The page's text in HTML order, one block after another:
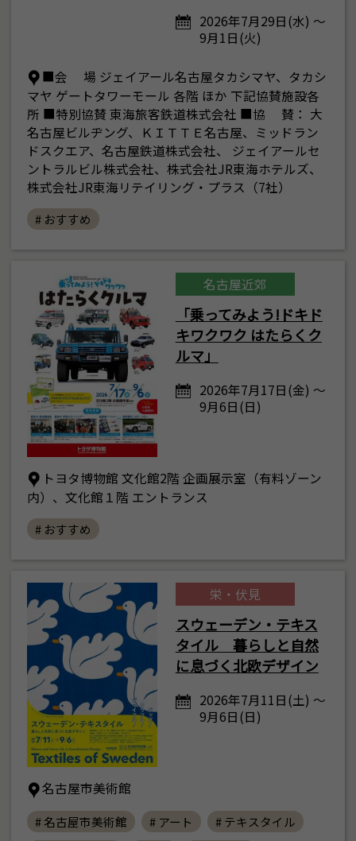
2026年7月29日(水) ～
9月1日(火)
■会 場 ジェイアール名古屋タカシマヤ、タカシ
マヤ ゲートタワーモール 各階 ほか 下記協賛施設各
所 ■特別協賛 東海旅客鉄道株式会社 ■協 賛： 大
名古屋ビルヂング、ＫＩＴＴＥ名古屋、ミッドラン
ドスクエア、名古屋鉄道株式会社、 ジェイアールセ
ントラルビル株式会社、株式会社JR東海ホテルズ、
株式会社JR東海リテイリング・プラス（7社）
# おすすめ
名古屋近郊
「乗ってみよう!ドキド
キワクワク はたらくク
ルマ」
2026年7月17日(金) ～
9月6日(日)
トヨタ博物館 文化館2階 企画展示室（有料ゾーン
内）、文化館１階 エントランス
# おすすめ
栄・伏見
スウェーデン・テキス
タイル 暮らしと自然
に息づく北欧デザイン
2026年7月11日(土) ～
9月6日(日)
名古屋市美術館
# 名古屋市美術館 # アート
# テキスタイル